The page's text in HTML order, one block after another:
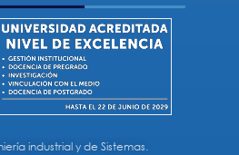
industrial y de Sistemas.